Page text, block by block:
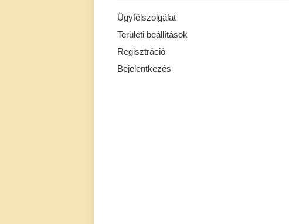
Ügyfélszolgálat
Területi beállítások
Regisztráció
Bejelentkezés